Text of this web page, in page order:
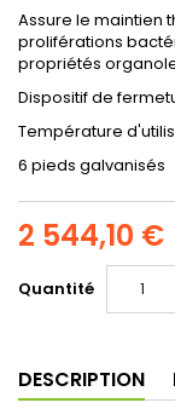
Assure le maintien
proliférations
propriétés
Dispositif de
Température
6 pieds galvanisés
2 544,10 €
Quantité
DESCRIPTION